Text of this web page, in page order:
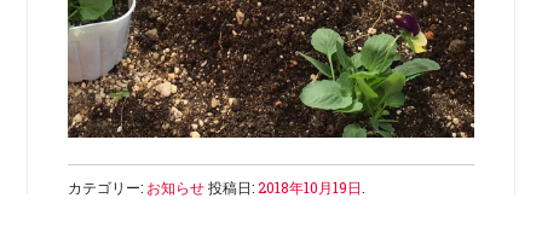
カテゴリー: お知らせ投稿日:2018年10月19日